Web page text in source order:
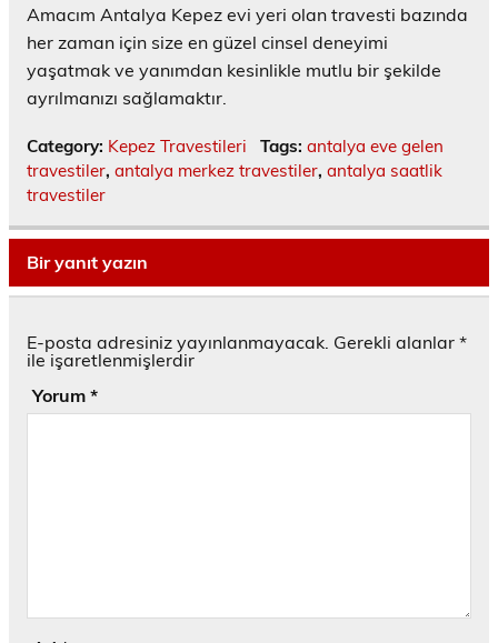
Amacım Antalya Kepez evi yeri olan travesti bazında
her zaman için size en güzel cinsel deneyimi
yaşatmak ve yanımdan kesinlikle mutlu bir şekilde
ayrılmanızı sağlamaktır.
Category: Kepez Travestileri Tags: antalya eve gelen
travestiler, antalya merkez travestiler, antalya saatlik
travestiler
Bir yanıt yazın
E-posta adresiniz yayınlanmayacak. Gerekli alanlar *
ile işaretlenmişlerdir
Yorum *